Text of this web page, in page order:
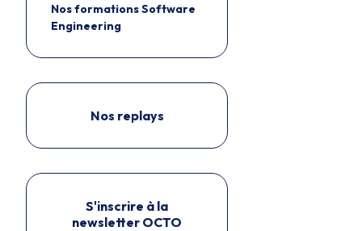
Nos formations Software
Engineering
Nos replays
S'inscrire à la
newsletter OCTO